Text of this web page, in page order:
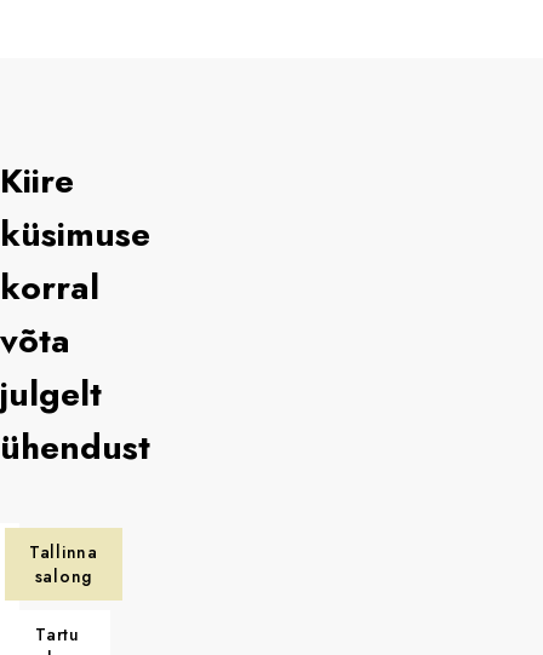
Kiire
küsimuse
korral
võta
julgelt
ühendust
Tallinna
salong
Tartu